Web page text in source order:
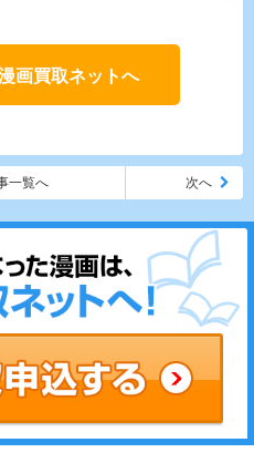
画買取ネットへ
一覧へ 次へ